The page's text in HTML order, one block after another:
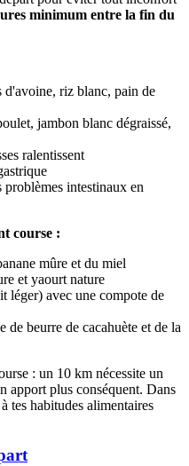
minimum entre la fin du
d'avoine, riz blanc, pain de
jambon blanc dégraissé,
ralentissent
problèmes intestinaux en
course :
mûre et du miel
et yaourt nature
léger) avec une compote de
de beurre de cacahuète et de la
: un 10 km nécessite un
apport plus conséquent. Dans
tes habitudes alimentaires